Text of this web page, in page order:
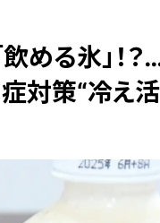
飲める氷」
対策“冷え